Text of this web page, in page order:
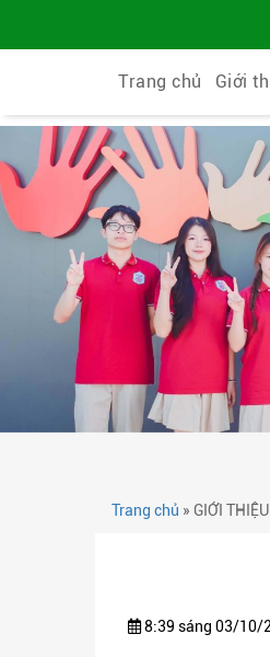
Trang chủ Giới
Trang chủ » GIỚI
8:39 sáng 03/10/